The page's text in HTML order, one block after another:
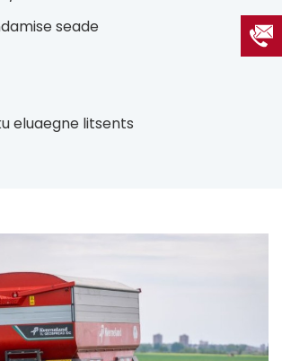
seade
eluaegne litsents